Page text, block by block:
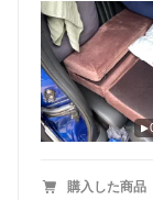
購入した商品